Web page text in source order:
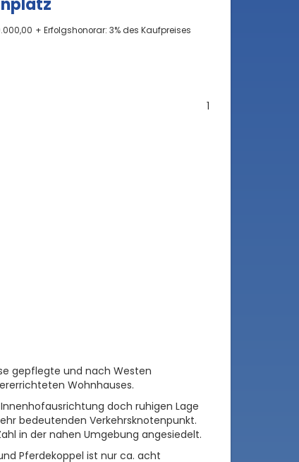
+ Erfolgshonorar: 3% des Kaufpreises
1
gepflegte und nach Westen
Wohnhauses.
doch ruhigen Lage
bedeutenden Verkehrsknotenpunkt.
in der nahen Umgebung angesiedelt.
Pferdekoppel ist nur ca. acht